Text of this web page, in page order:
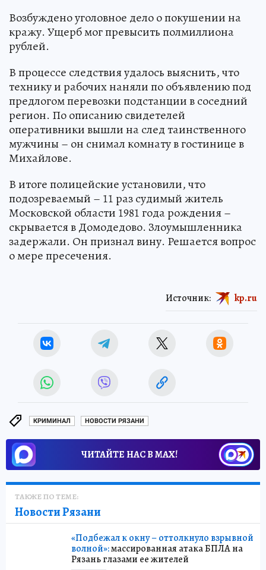
Возбуждено уголовное дело о покушении на
кражу. Ущерб мог превысить полмиллиона
рублей.
В процессе следствия удалось выяснить, что
технику и рабочих наняли по объявлению под
предлогом перевозки подстанции в соседний
регион. По описанию свидетелей
оперативники вышли на след таинственного
мужчины – он снимал комнату в гостинице в
Михайлове.
В итоге полицейские установили, что
подозреваемый – 11 раз судимый житель
Московской области 1981 года рождения –
скрывается в Домодедово. Злоумышленника
задержали. Он признал вину. Решается вопрос
о мере пресечения.
Источник: kp.ru
КРИМИНАЛ НОВОСТИ РЯЗАНИ
ЧИТАЙТЕ НАС В МАХ!
ТАКЖЕ ПО ТЕМЕ:
Новости Рязани
«Подбежал к окну – оттолкнуло взрывной
волной»:массированная атака БПЛА на
Рязань глазами ее жителей